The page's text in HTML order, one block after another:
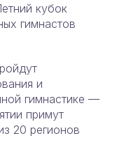
кубок
гимнастов
и
гимнастике —
примут
20 регионов